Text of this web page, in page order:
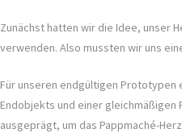
Zunächst hatten wir die Idee, unser
verwenden. Also mussten wir uns
Für unseren endgültigen Prototypen
Endobjekts und einer
ausgeprägt, um das Pappmaché-